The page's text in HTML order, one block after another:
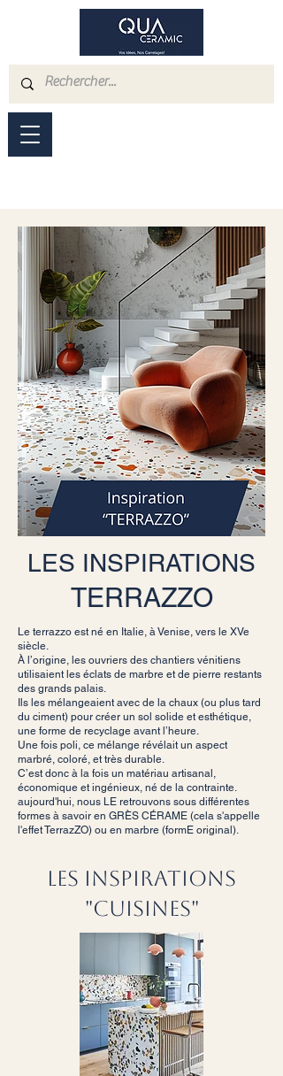
LES INSPIRATIONS
TERRAZZO
Le terrazzo est né en Italie, à Venise, vers le XVe
siècle.
À l’origine, les ouvriers des chantiers vénitiens
utilisaient les éclats de marbre et de pierre restants
des grands palais.
Ils les mélangeaient avec de la chaux (ou plus tard
du ciment) pour créer un sol solide et esthétique,
une forme de recyclage avant l’heure.
Une fois poli, ce mélange révélait un aspect
marbré, coloré, et très durable.
C’est donc à la fois un matériau artisanal,
économique et ingénieux, né de la contrainte.
aujourd'hui, nous LE retrouvons sous différentes
formes à savoir en GRÈS CÉRAME (cela s'appelle
l'effet TerrazZO) ou en marbre (formE original).
LES INSPIRATIONS
"CUISINES"